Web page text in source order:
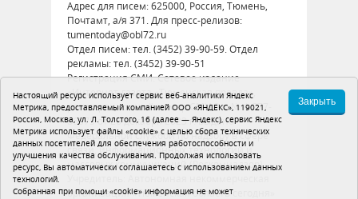
Адрес для писем: 625000, Россия, Тюмень,
Почтамт, а/я 371. Для пресс-релизов:
tumentoday@obl72.ru
Отдел писем: тел. (3452) 39-90-59. Отдел
рекламы: тел. (3452) 39-90-51
Регистрация СМИ: Сетевое издание
«Интернет-газета «Тюменская правда»,
регистрационный номер СМИ Эл № ФС77-
86575 от 26 декабря 2023 г. выдано
Федеральной службой по надзору в сфере
связи, информационных технологий и
массовых коммуникаций (Роскомнадзор)
организация «Тюменская область сегодня»
Настоящий ресурс использует сервис веб-аналитики Яндекс
Метрика, предоставляемый компанией ООО «ЯНДЕКС», 119021,
Россия, Москва, ул. Л. Толстого, 16 (далее — Яндекс), сервис Яндекс
Метрика использует файлы «cookie» с целью сбора технических
данных посетителей для обеспечения работоспособности и
улучшения качества обслуживания. Продолжая использовать
ресурс, Вы автоматически соглашаетесь с использованием данных
технологий.
Собранная при помощи «cookie» информация не может
Закрыть